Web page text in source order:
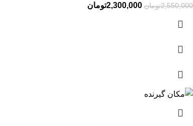
2,550,000تومان 2,300,000تومان